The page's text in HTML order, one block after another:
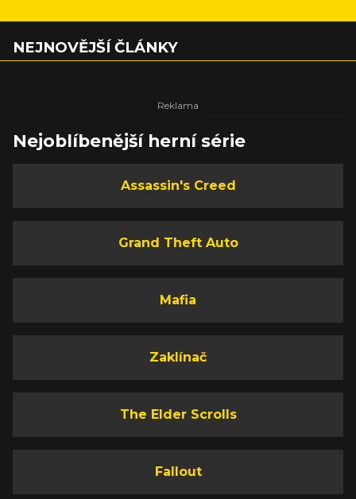
NEJNOVĚJŠÍ ČLÁNKY
Nejoblíbenější herní série
Assassin's Creed
Grand Theft Auto
Mafia
Zaklínač
The Elder Scrolls
Fallout